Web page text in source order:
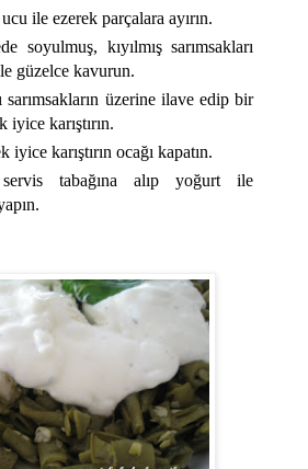
ile ezerek parçalara ayırın.
soyulmuş, kıyılmış sarımsakları
güzelce kavurun.
üzerine ilave edip bir
karıştırın.
karıştırın ocağı kapatın.
tabağına alıp yoğurt ile